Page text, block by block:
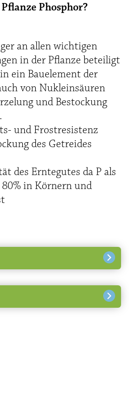
Phosphor?
an allen wichtigen
in der Pflanze beteiligt
ein Bauelement der
von Nukleinsäuren
und Bestockung
und Frostresistenz
des Getreides
des Erntegutes da P als
in Körnern und